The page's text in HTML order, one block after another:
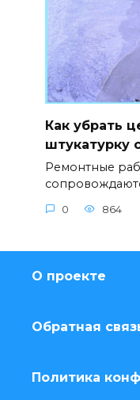
Как убрать
штукатурку
Ремонтные
0 864
О проекте
Обратная
Политика